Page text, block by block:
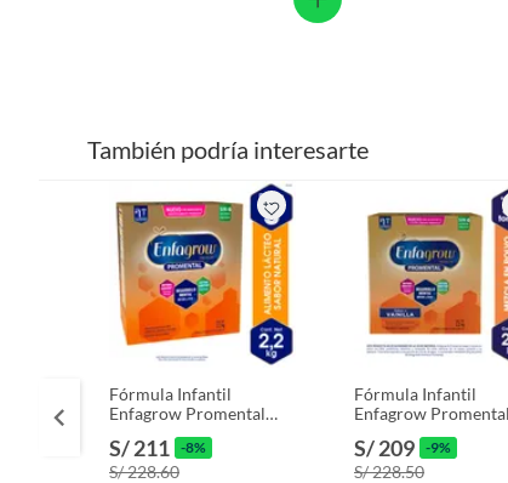
También podría interesarte
Fórmula Infantil
Enfagrow Promental
Caja 2.2 Kg
S/ 211 -8%
S/ 228.60
Fórmula Infantil
Enfagrow Promental
Vainilla Caja 2.2 Kg
S/ 209 -9%
S/ 228.50